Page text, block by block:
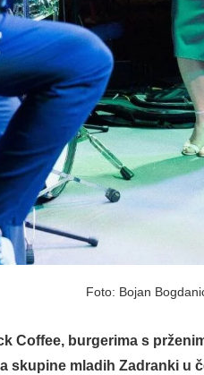
Foto: Bojan
Coffee, burgerima s
skupine mladih Zadranki u